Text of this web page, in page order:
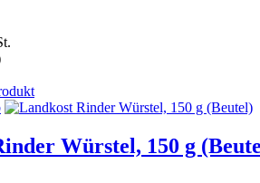
Würstel, 150 g